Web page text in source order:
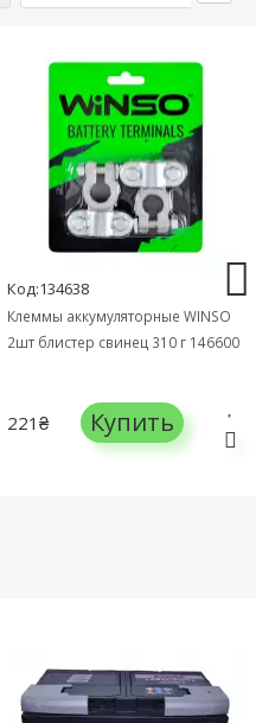
Код:134638
Клеммы аккумуляторные WINSO
2шт блистер свинец 310 г 146600
221₴ Купить